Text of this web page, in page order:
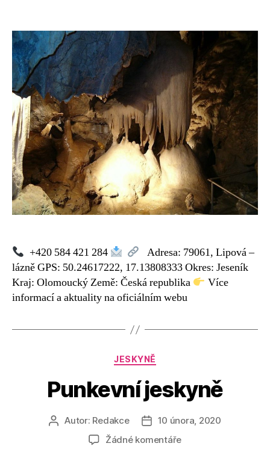
názvem
Jeskyně
Pomezí
+420 584 421 284
Adresa: 79061, Lipová –
lázně GPS: 50.24617222, 17.13808333 Okres: Jeseník
Kraj: Olomoucký Země: Česká republika
Více
informací a aktuality na oficiálním webu
Rubriky
JESKYNĚ
Punkevní jeskyně
Autor
příspěvku
Autor: Redakce
Datum
příspěvku
10 února, 2020
Žádné komentářeu